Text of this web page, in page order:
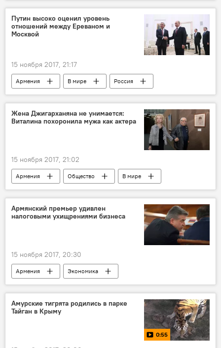
Путин высоко оценил уровень
отношений между Ереваном и
Москвой
15 ноября 2017, 21:17
Армения В мире Россия
Жена Джигарханяна не унимается:
Виталина похоронила мужа как актера
15 ноября 2017, 21:02
Армения Общество
В мире
Россия
Виталина Цымбалюк-Романовская
семейная драма
Драма в семье Армена Джигарханяна
Армянский премьер удивлен
налоговыми ухищрениями бизнеса
15 ноября 2017, 20:30
Армения
Экономика
Карен Карапетян
налоги бизнес
Амурские тигрята родились в парке
Тайган в Крыму
0:55